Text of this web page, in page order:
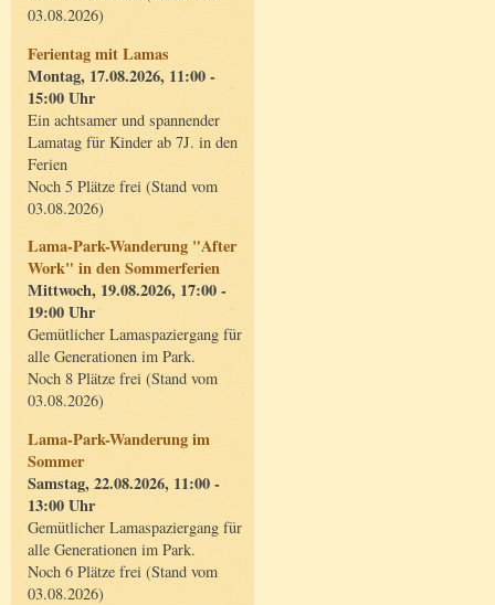
03.08.2026)
Ferientag mit Lamas
Montag, 17.08.2026, 11:00 -
15:00 Uhr
Ein achtsamer und spannender
Lamatag für Kinder ab 7J. in den
Ferien
Noch 5 Plätze frei (Stand vom
03.08.2026)
Lama-Park-Wanderung "After
Work" in den Sommerferien
Mittwoch, 19.08.2026, 17:00 -
19:00 Uhr
Gemütlicher Lamaspaziergang für
alle Generationen im Park.
Noch 8 Plätze frei (Stand vom
03.08.2026)
Lama-Park-Wanderung im
Sommer
Samstag, 22.08.2026, 11:00 -
13:00 Uhr
Gemütlicher Lamaspaziergang für
alle Generationen im Park.
Noch 6 Plätze frei (Stand vom
03.08.2026)